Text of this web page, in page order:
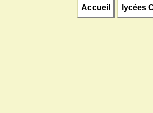
Accueil lycées